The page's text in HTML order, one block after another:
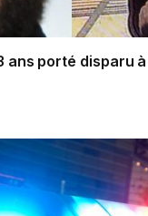
ans porté disparu